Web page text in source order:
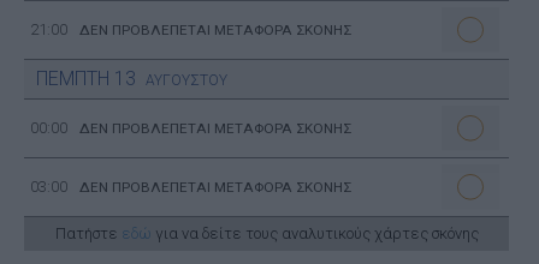
21:00 ΔΕΝ ΠΡΟΒΛΕΠΕΤΑΙ ΜΕΤΑΦΟΡΑ ΣΚΟΝΗΣ
ΠΕΜΠΤΗ 13 ΑΥΓΟΥΣΤΟΥ
00:00 ΔΕΝ ΠΡΟΒΛΕΠΕΤΑΙ ΜΕΤΑΦΟΡΑ ΣΚΟΝΗΣ
03:00 ΔΕΝ ΠΡΟΒΛΕΠΕΤΑΙ ΜΕΤΑΦΟΡΑ ΣΚΟΝΗΣ
Πατήστε εδώ για να δείτε τους αναλυτικούς χάρτες σκόνης